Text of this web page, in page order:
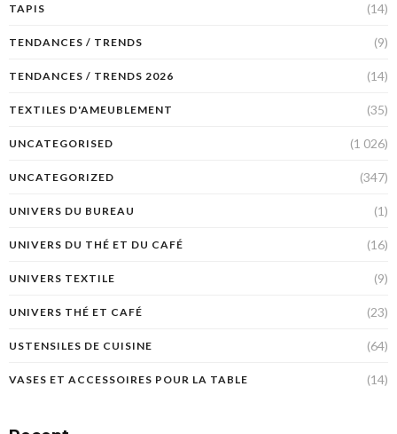
TAPIS (14)
TENDANCES / TRENDS (9)
TENDANCES / TRENDS 2026 (14)
TEXTILES D'AMEUBLEMENT (35)
UNCATEGORISED (1 026)
UNCATEGORIZED (347)
UNIVERS DU BUREAU (1)
UNIVERS DU THÉ ET DU CAFÉ (16)
UNIVERS TEXTILE (9)
UNIVERS THÉ ET CAFÉ (23)
USTENSILES DE CUISINE (64)
VASES ET ACCESSOIRES POUR LA TABLE (14)